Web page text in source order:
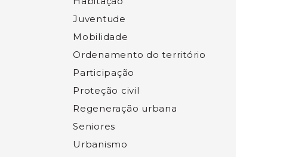
Juventude
Mobilidade
Ordenamento do território
Participação
Proteção civil
Regeneração urbana
Seniores
Urbanismo